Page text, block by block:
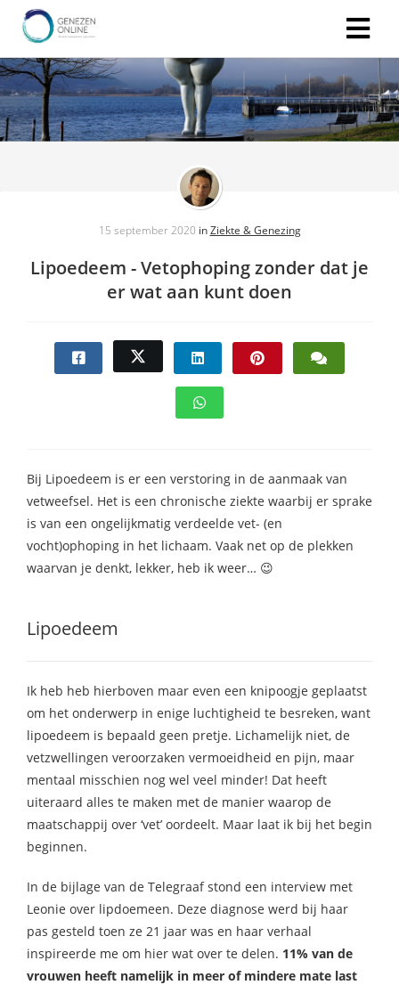
15 september 2020 inZiekte & Genezing
Lipoedeem - Vetophoping zonder dat je
er wat aan kunt doen
Bij Lipoedeem is er een verstoring in de aanmaak van
vetweefsel. Het is een chronische ziekte waarbij er sprake
is van een ongelijkmatig verdeelde vet- (en
vocht)ophoping in het lichaam. Vaak net op de plekken
waarvan je denkt, lekker, heb ik weer… 😉
Lipoedeem
Ik heb heb hierboven maar even een knipoogje geplaatst
om het onderwerp in enige luchtigheid te besreken, want
lipoedeem is bepaald geen pretje. Lichamelijk niet, de
vetzwellingen veroorzaken vermoeidheid en pijn, maar
mentaal misschien nog wel veel minder! Dat heeft
uiteraard alles te maken met de manier waarop de
maatschappij over ‘vet’ oordeelt. Maar laat ik bij het begin
beginnen.
In de bijlage van de Telegraaf stond een interview met
Leonie over lipdoemeen. Deze diagnose werd bij haar
pas gesteld toen ze 21 jaar was en haar verhaal
inspireerde me om hier wat over te delen. 11% van de
vrouwen heeft namelijk in meer of mindere mate last